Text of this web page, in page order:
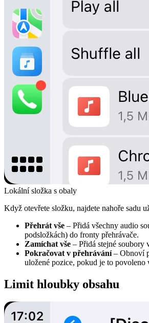
Lokální složka s obaly
Když otevřete složku, najdete nahoře sadu
Přehrát vše – Přidá všechny audio
podsložkách) do fronty přehrávače.
Zamíchat vše – Přidá stejné soubory
Pokračovat v přehrávání– Obnoví
uložené pozice, pokud je to povoleno
Limit hloubky obsahu